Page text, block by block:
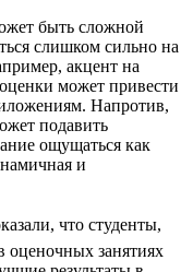
быть сложной
слишком сильно на
акцент на
может привести
Напротив,
подавить
ощущаться как
и
что студенты,
оценочных занятиях